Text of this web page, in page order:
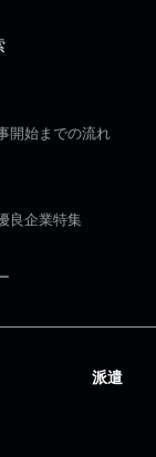
開始までの流れ
良企業特集
派遣